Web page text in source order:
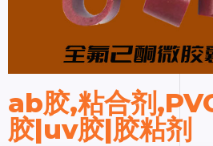
ab胶,粘合剂
胶|uv胶|胶粘剂